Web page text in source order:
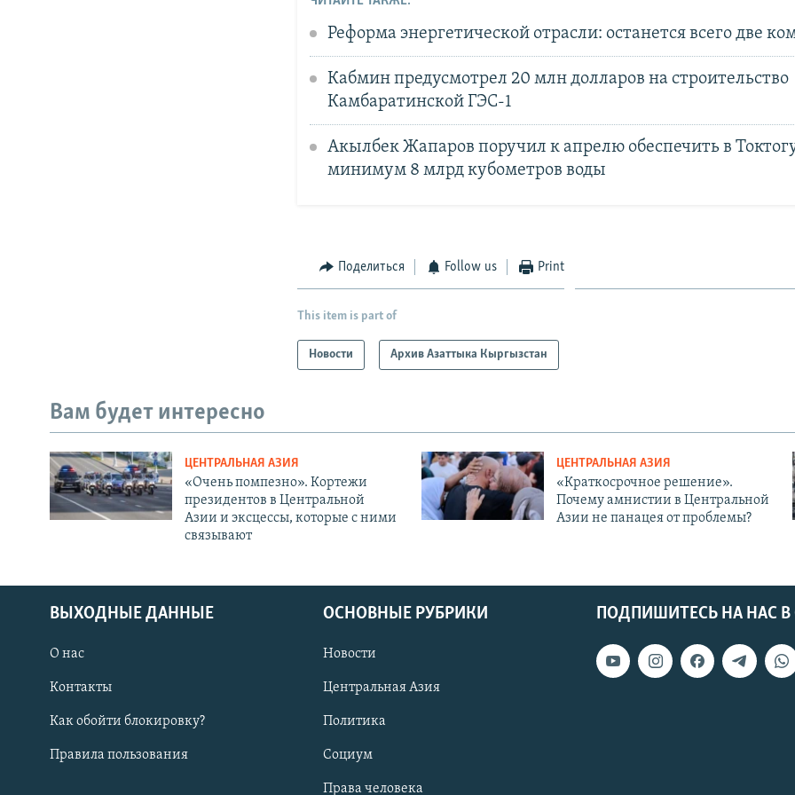
Реформа энергетической отрасли: останется всего две
Кабмин предусмотрел 20 млн долларов на строительство
Камбаратинской ГЭС-1
Акылбек Жапаров поручил к апрелю обеспечить в
минимум 8 млрд кубометров воды
Поделиться Follow us Print
This item is part of
Новости Архив Азаттыка Кыргызстан
Вам будет интересно
ЦЕНТРАЛЬНАЯ АЗИЯ
«Очень помпезно». Кортежи
президентов в Центральной
Азии и эксцессы, которые с ними
связывают
ЦЕНТРАЛЬНАЯ АЗИЯ
«Краткосрочное решение».
Почему амнистии в Центральной
Азии не панацея от проблемы?
ПОДПИШИТЕСЬ НА НАС В
ВЫХОДНЫЕ ДАННЫЕ
О нас
Контакты
Как обойти блокировку?
Правила пользования
ОСНОВНЫЕ РУБРИКИ
Новости
Центральная Азия
Политика
Социум
Права человека